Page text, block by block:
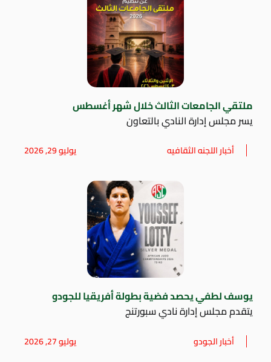
ملتقي الجامعات الثالث خلال شهر أغسطس
يسر مجلس إدارة النادي بالتعاون
أخبار اللجنه الثقافيه يوليو 29, 2026
يوسف لطفي يحصد فضية بطولة أفريقيا للجودو
يتقدم مجلس إدارة نادي سبورتنج
أخبار الجودو يوليو 27, 2026